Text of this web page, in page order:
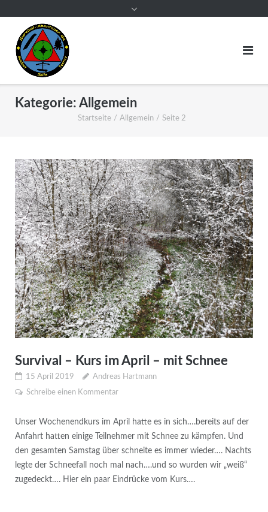
Kategorie: Allgemein
Startseite / Allgemein / Seite 2
Survival – Kurs im April – mit Schnee
15 April 2019
Andreas Hartmann
Schreibe einen Kommentar
Unser Wochenendkurs im April hatte es in sich….bereits auf der
Anfahrt hatten einige Teilnehmer mit Schnee zu kämpfen. Und
den gesamten Samstag über schneite es immer wieder…. Nachts
legte der Schneefall noch mal nach….und so wurden wir „weiß“
zugedeckt…. Hier ein paar Eindrücke vom Kurs….